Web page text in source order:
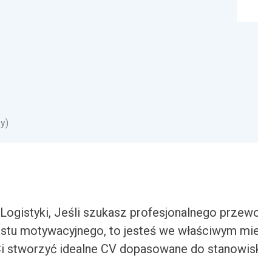
Jeśli szukasz profesjonalnego
motywacyjnego, to jesteś we właściwym
stworzyć idealne CV dopasowane do